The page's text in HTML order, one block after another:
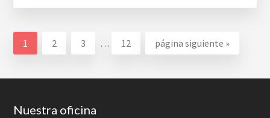
Página
1 Página
2 Página
3
Páginas
intermedias
… Página
12
Ir
a
página siguiente »
Footer
Nuestra oficina